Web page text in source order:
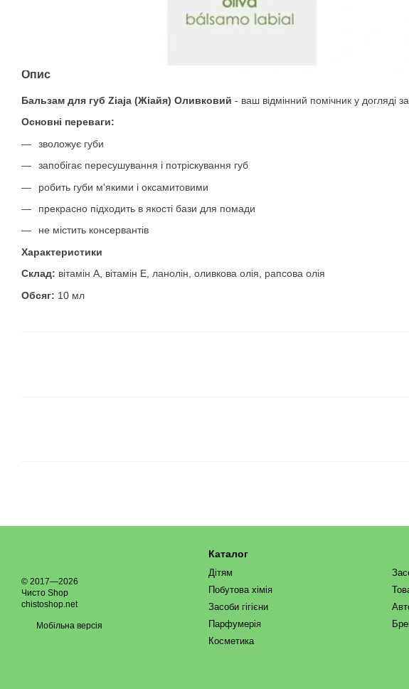
Опис
Бальзам для губ Ziaja (Жіайя) Оливковий - ваш відмінний помічник у догляді
Основні переваги:
зволожує губи
запобігає пересушування і потріскування губ
робить губи м'якими і оксамитовими
прекрасно підходить в якості бази для помади
не містить консервантів
Характеристики
Склад: вітамін А, вітамін Е, ланолін, оливкова олія, рапсова олія
Обсяг: 10 мл
© 2017—2026
Чисто Shop
chistoshop.net
Мобільна версія
Каталог
Дітям
Побутова хімія
Засоби гігієни
Парфумерія
Косметика